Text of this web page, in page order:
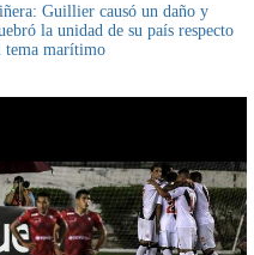
Guillier causó un daño y
la unidad de su país respecto
tema marítimo